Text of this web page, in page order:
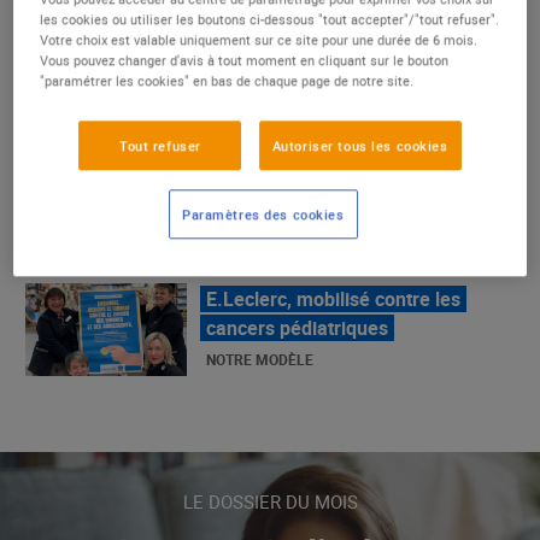
un succès
NOTRE MODÈLE
E.Leclerc, mobilisé contre les
cancers pédiatriques
LE MOUVEMENT E.LECLERC ET
SES COMBATS
NOTRE MODÈLE
« Repérage » - La nouvelle revue de
tendances de Marque Repère
ALIMENTATION DE QUALITÉ
LE DOSSIER DU MOIS
les cookies ou utiliser les boutons ci-dessous "tout accepter"/"tout refuser".
Votre choix est valable uniquement sur ce site pour une durée de 6 mois.
Vous pouvez changer d'avis à tout moment en cliquant sur le bouton
"paramétrer les cookies" en bas de chaque page de notre site.
Tout refuser Autoriser tous les cookies
Paramètres des cookies